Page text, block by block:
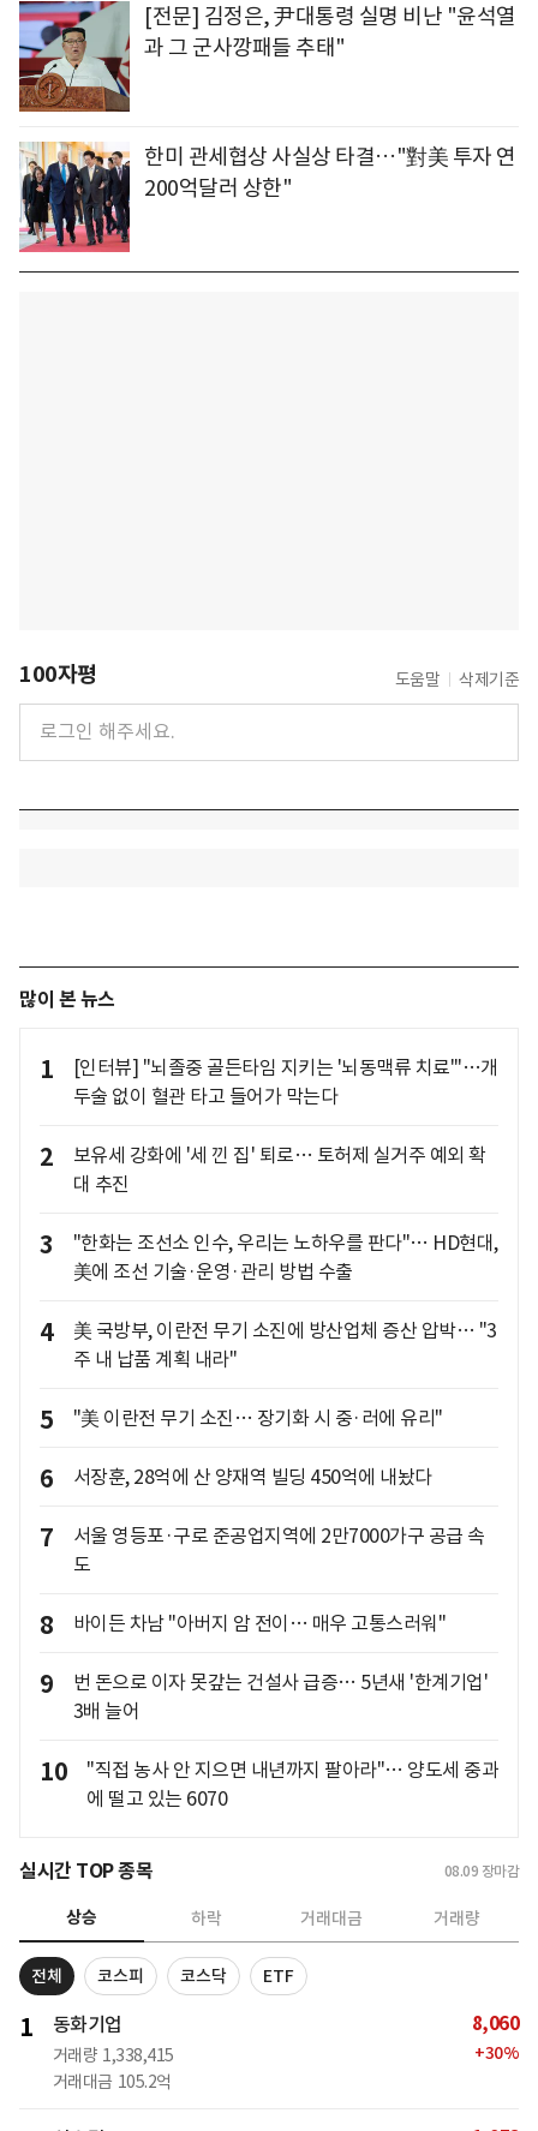
[전문] 김정은, 尹대통령 실명 비난 "윤석열
과 그 군사깡패들 추태"
한미 관세협상 사실상 타결…"對美 투자 연
200억달러 상한"
100자평 도움말 삭제기준
많이 본 뉴스
1
[인터뷰] "뇌졸중 골든타임 지키는 '뇌동맥류 치료'"…개
두술 없이 혈관 타고 들어가 막는다
2
보유세 강화에 '세 낀 집' 퇴로… 토허제 실거주 예외 확
대 추진
3
"한화는 조선소 인수, 우리는 노하우를 판다"… HD현대,
美에 조선 기술·운영·관리 방법 수출
4
美 국방부, 이란전 무기 소진에 방산업체 증산 압박… "3
주 내 납품 계획 내라"
5 "美 이란전 무기 소진… 장기화 시 중·러에 유리"
6 서장훈, 28억에 산 양재역 빌딩 450억에 내놨다
7
서울 영등포·구로 준공업지역에 2만7000가구 공급 속
도
8 바이든 차남 "아버지 암 전이… 매우 고통스러워"
9
번 돈으로 이자 못갚는 건설사 급증… 5년새 '한계기업'
3배 늘어
10
"직접 농사 안 지으면 내년까지 팔아라"… 양도세 중과
에 떨고 있는 6070
실시간 TOP 종목 08.09 장마감
상승 하락 거래대금 거래량
전체 코스피 코스닥 ETF
1 동화기업
거래량 1,338,415
거래대금 105.2억
8,060
+30%